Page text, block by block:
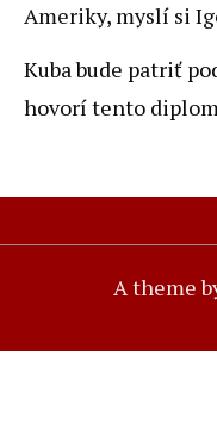
Ameriky, myslí si
Kuba bude patriť
hovorí tento
A theme